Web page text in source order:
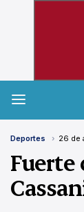
Deportes 26 de
Fuerte